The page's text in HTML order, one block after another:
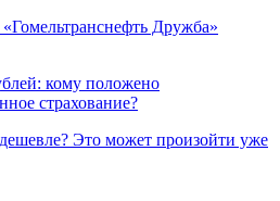
Дружба»
кому положено
страхование?
Это может произойти уже